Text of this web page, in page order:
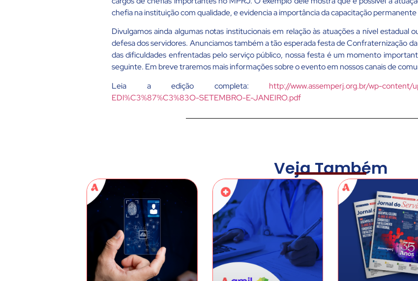
chefia na instituição com qualidade, e evidencia a importância da capacitação
Divulgamos ainda algumas notas institucionais em relação às atuações a nível estadual
defesa dos servidores. Anunciamos também a tão esperada festa de Confraternização
das dificuldades enfrentadas pelo serviço público, nossa festa é um momento
seguinte. Em breve traremos mais informações sobre o evento em nossos canais de
Leia a edição completa: http://www.assemperj.org.br/wp-content/
EDI%C3%87%C3%83O-SETEMBRO-E-JANEIRO.pdf
Veja Também